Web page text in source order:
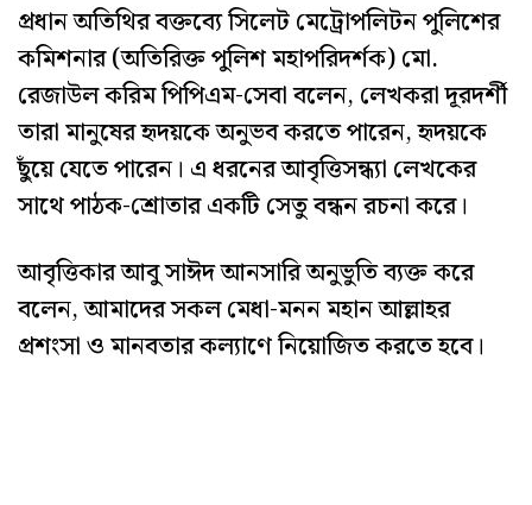
প্রধান অতিথির বক্তব্যে সিলেট মেট্রোপলিটন পুলিশের
কমিশনার (অতিরিক্ত পুলিশ মহাপরিদর্শক) মো.
রেজাউল করিম পিপিএম-সেবা বলেন, লেখকরা দূরদর্শী
তারা মানুষের হৃদয়কে অনুভব করতে পারেন, হৃদয়কে
ছুঁয়ে যেতে পারেন। এ ধরনের আবৃত্তিসন্ধ্যা লেখকের
সাথে পাঠক-শ্রোতার একটি সেতু বন্ধন রচনা করে।
আবৃত্তিকার আবু সাঈদ আনসারি অনুভুতি ব্যক্ত করে
বলেন, আমাদের সকল মেধা-মনন মহান আল্লাহর
প্রশংসা ও মানবতার কল্যাণে নিয়োজিত করতে হবে।